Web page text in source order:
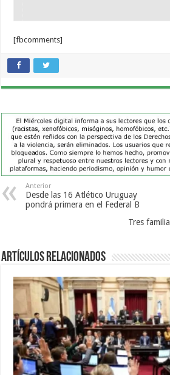
[fbcomments]
Anterior
Desde las 16 Atlético Uruguay
pondrá primera en el Federal B
Tres
Artículos Relacionados